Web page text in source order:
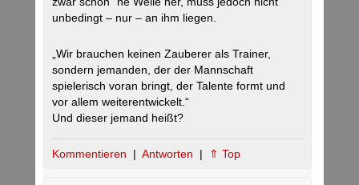
unbedingt – nur – an ihm liegen.
„Wir brauchen keinen Zauberer als Trainer,
sondern jemanden, der der Mannschaft
spielerisch voran bringt, der Talente formt und
vor allem weiterentwickelt.“
Und dieser jemand heißt?
Kommentieren | Antworten | ⇑ Top